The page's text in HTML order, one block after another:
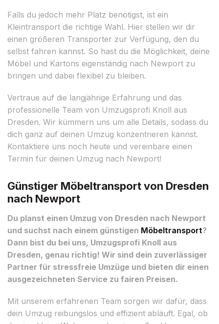
Falls du jedoch mehr Platz benötigst, ist ein
Kleintransport die richtige Wahl. Hier stellen wir dir
einen größeren Transporter zur Verfügung, den du
selbst fahren kannst. So hast du die Möglichkeit, deine
Möbel und Kartons eigenständig nach Newport zu
bringen und dabei flexibel zu bleiben.
Vertraue auf die langjährige Erfahrung und das
professionelle Team von Umzugsprofi Knoll aus
Dresden. Wir kümmern uns um alle Details, sodass du
dich ganz auf deinen Umzug konzentrieren kannst.
Kontaktiere uns noch heute und vereinbare einen
Termin für deinen Umzug nach Newport!
Günstiger Möbeltransport von Dresden
nach Newport
Du planst einen Umzug von Dresden nach Newport
und suchst nach einem günstigen Möbeltransport?
Dann bist du bei uns, Umzugsprofi Knoll aus
Dresden, genau richtig! Wir sind dein zuverlässiger
Partner für stressfreie Umzüge und bieten dir einen
ausgezeichneten Service zu fairen Preisen.
Mit unserem erfahrenen Team sorgen wir dafür, dass
dein Umzug reibungslos und effizient abläuft. Egal, ob